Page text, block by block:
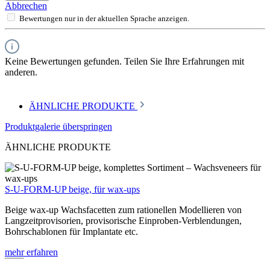
Abbrechen
Bewertungen nur in der aktuellen Sprache anzeigen.
Keine Bewertungen gefunden. Teilen Sie Ihre Erfahrungen mit
anderen.
ÄHNLICHE PRODUKTE
Produktgalerie überspringen
ÄHNLICHE PRODUKTE
S-U-FORM-UP beige, für wax-ups
Beige wax-up Wachsfacetten zum rationellen Modellieren von
Langzeitprovisorien, provisorische Einproben-Verblendungen,
Bohrschablonen für Implantate etc.
mehr erfahren